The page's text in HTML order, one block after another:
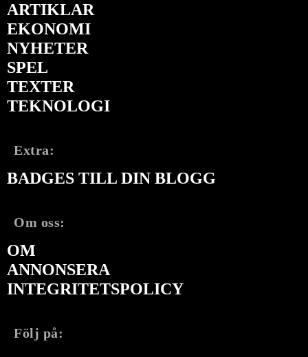
ARTIKLAR
EKONOMI
NYHETER
SPEL
TEXTER
TEKNOLOGI
Extra:
BADGES TILL DIN BLOGG
Om oss:
OM
ANNONSERA
INTEGRITETSPOLICY
Följ på: